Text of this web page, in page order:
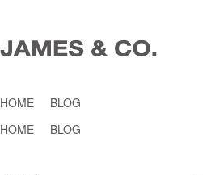
HOME
BLOG
HOME
BLOG